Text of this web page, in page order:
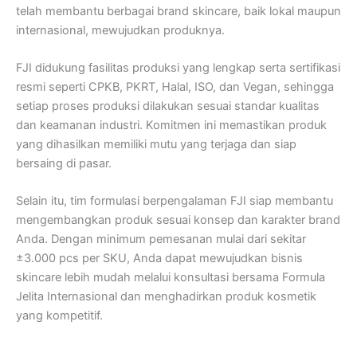
telah membantu berbagai brand skincare, baik lokal maupun
internasional, mewujudkan produknya.
FJI didukung fasilitas produksi yang lengkap serta sertifikasi
resmi seperti CPKB, PKRT, Halal, ISO, dan Vegan, sehingga
setiap proses produksi dilakukan sesuai standar kualitas
dan keamanan industri. Komitmen ini memastikan produk
yang dihasilkan memiliki mutu yang terjaga dan siap
bersaing di pasar.
Selain itu, tim formulasi berpengalaman FJI siap membantu
mengembangkan produk sesuai konsep dan karakter brand
Anda. Dengan minimum pemesanan mulai dari sekitar
±3.000 pcs per SKU, Anda dapat mewujudkan bisnis
skincare lebih mudah melalui konsultasi bersama Formula
Jelita Internasional dan menghadirkan produk kosmetik
yang kompetitif.